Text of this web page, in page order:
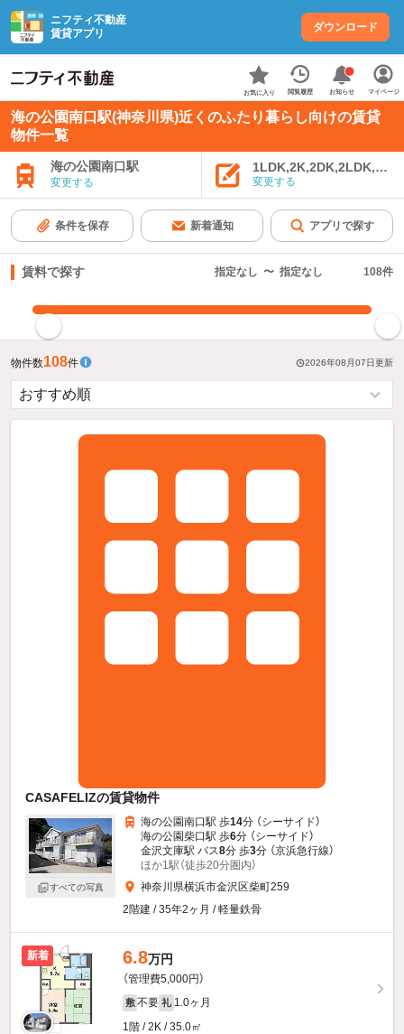
ニフティ不動産
賃貸アプリ
ダウンロード
お気に入り 閲覧履歴 お知らせ マイページ
海の公園南口駅(神奈川県)近くのふたり暮らし向けの賃貸
物件一覧
海の公園南口駅
変更する 変更する
条件を保存 新着通知 アプリで探す
賃料で探す 指定なし 〜 指定なし 108件
物件数108件 2026年08月07日更新
CASAFELIZの賃貸物件
すべての写真
海の公園南口駅 歩14分 （シーサイド）
海の公園柴口駅 歩6分 （シーサイド）
金沢文庫駅 バス8分 歩3分 （京浜急行線）
ほか1駅（徒歩20分圏内）
神奈川県横浜市金沢区柴町259
2階建 / 35年2ヶ月 / 軽量鉄骨
新着 6.8万円
（管理費5,000円）
敷 不要 礼 1.0ヶ月
1階 / 2K / 35.0㎡